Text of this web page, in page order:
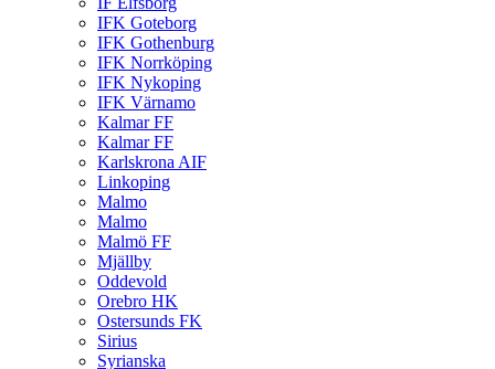
IFK Goteborg
IFK Gothenburg
IFK Norrköping
IFK Nykoping
IFK Värnamo
Kalmar FF
Kalmar FF
Karlskrona AIF
Linkoping
Malmo
Malmo
Malmö FF
Mjällby
Oddevold
Orebro HK
Ostersunds FK
Sirius
Syrianska